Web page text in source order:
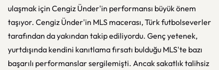
ulaşmak için Cengiz Ünder'in performansı büyük önem
taşıyor. Cengiz Ünder'in MLS macerası, Türk futbolseverler
tarafından da yakından takip ediliyordu. Genç yetenek,
yurtdışında kendini kanıtlama fırsatı bulduğu MLS'te bazı
başarılı performanslar sergilemişti. Ancak sakatlık talihsiz